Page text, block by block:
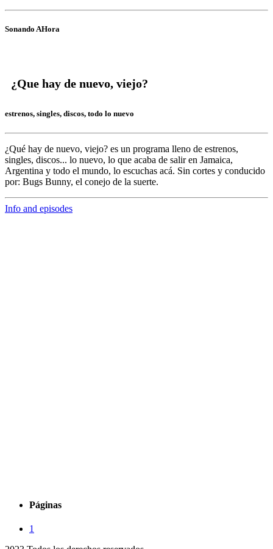
Sonando AHora
¿Que hay de nuevo, viejo?
estrenos, singles, discos, todo lo nuevo
¿Qué hay de nuevo, viejo? es un programa lleno de estrenos,
singles, discos... lo nuevo, lo que acaba de salir en Jamaica,
Argentina y todo el mundo, lo escuchas acá. Sin cortes y conducido
por: Bugs Bunny, el conejo de la suerte.
Info and episodes
Páginas
1